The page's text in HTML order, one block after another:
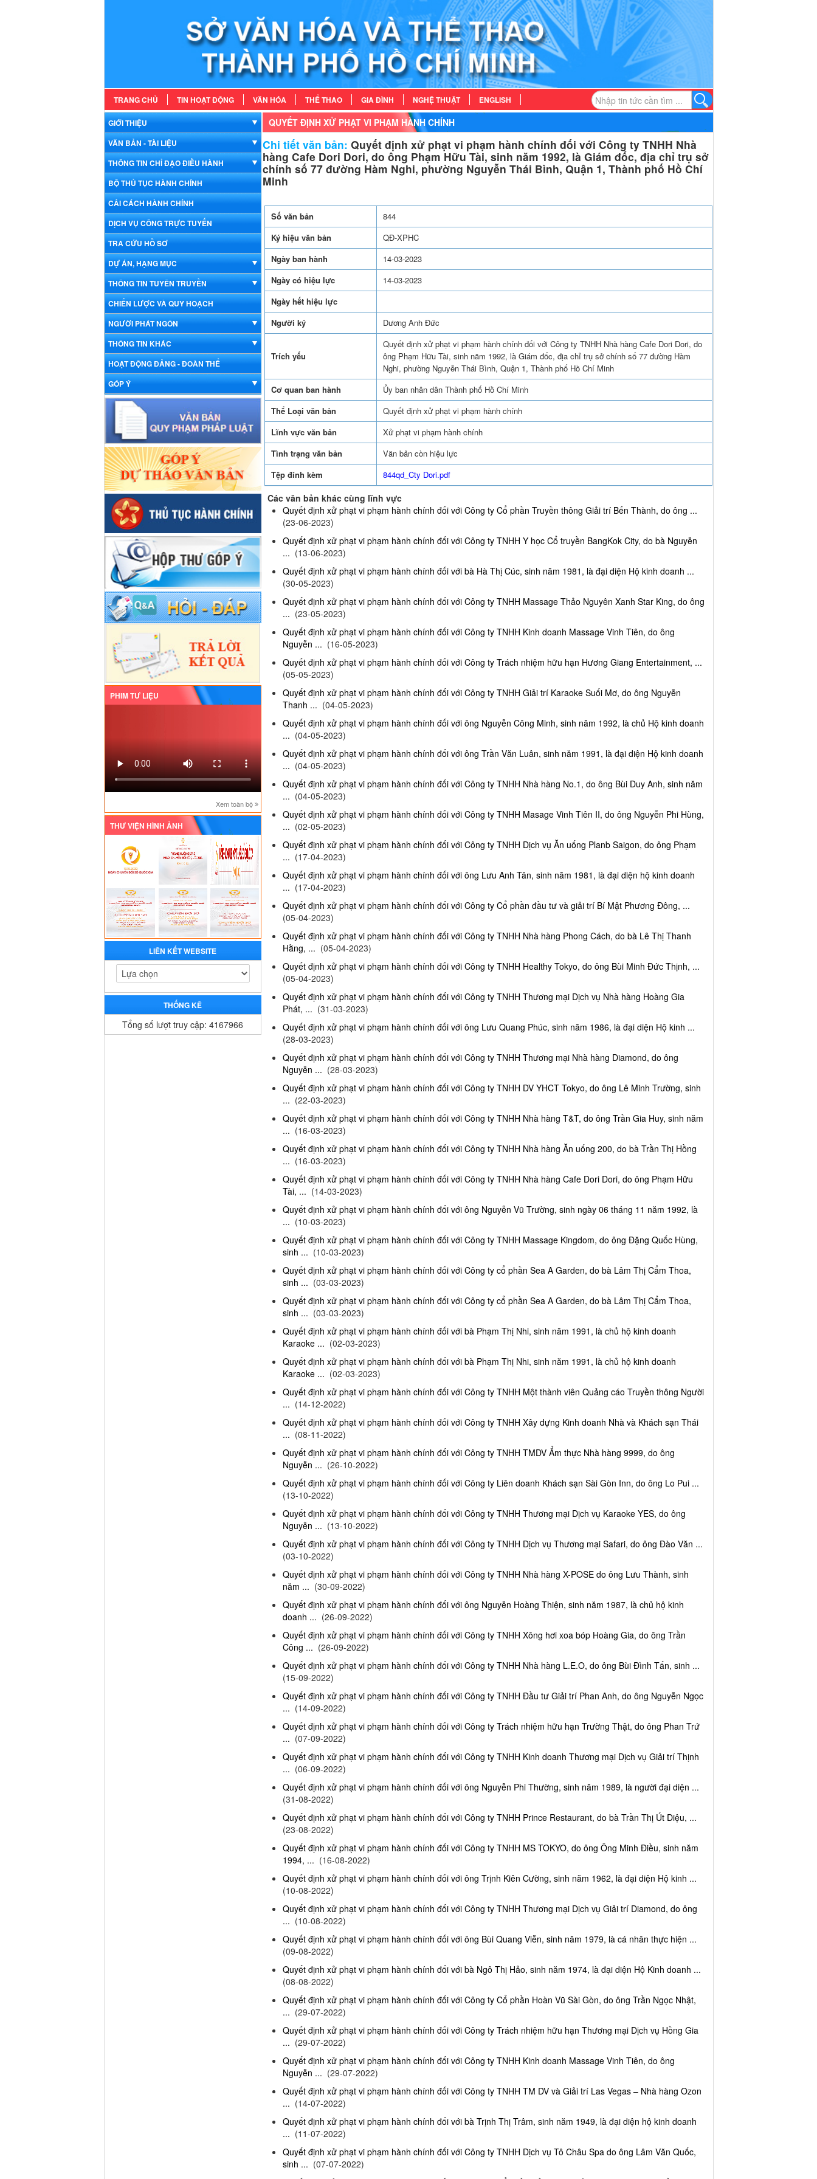
TRANG CHỦ TIN HOẠT ĐỘNG VĂN HÓA THỂ THAO GIA ĐÌNH NGHỆ THUẬT ENGLISH
GIỚI THIỆU
VĂN BẢN - TÀI LIỆU
THÔNG TIN CHỈ ĐẠO ĐIỀU HÀNH
BỘ THỦ TỤC HÀNH CHÍNH
CẢI CÁCH HÀNH CHÍNH
DỊCH VỤ CÔNG TRỰC TUYẾN
TRA CỨU HỒ SƠ
DỰ ÁN, HẠNG MỤC
THÔNG TIN TUYÊN TRUYỀN
CHIẾN LƯỢC VÀ QUY HOẠCH
NGƯỜI PHÁT NGÔN
THÔNG TIN KHÁC
HOẠT ĐỘNG ĐẢNG - ĐOÀN THỂ
GÓP Ý
PHIM TƯ LIỆU
Xem toàn bộ
THƯ VIỆN HÌNH ẢNH
LIÊN KẾT WEBSITE
THỐNG KÊ
Tổng số lượt truy cập: 4167966
QUYẾT ĐỊNH XỬ PHẠT VI PHẠM HÀNH CHÍNH
Chi tiết văn bản: Quyết định xử phạt vi phạm hành chính đối với Công ty TNHH Nhà
hàng Cafe Dori Dori, do ông Phạm Hữu Tài, sinh năm 1992, là Giám đốc, địa chỉ trụ sở
chính số 77 đường Hàm Nghi, phường Nguyễn Thái Bình, Quận 1, Thành phố Hồ Chí
Minh
Số văn bản
844
Ký hiệu văn bản
QĐ-XPHC
Ngày ban hành
14-03-2023
Ngày có hiệu lực
14-03-2023
Ngày hết hiệu lực
Người ký
Dương Anh Đức
Trích yếu
Quyết định xử phạt vi phạm hành chính đối với Công ty TNHH Nhà hàng Cafe Dori Dori, do
ông Phạm Hữu Tài, sinh năm 1992, là Giám đốc, địa chỉ trụ sở chính số 77 đường Hàm
Nghi, phường Nguyễn Thái Bình, Quận 1, Thành phố Hồ Chí Minh
Cơ quan ban hành
Ủy ban nhân dân Thành phố Hồ Chí Minh
Thể Loại văn bản
Quyết định xử phạt vi phạm hành chính
Lĩnh vực văn bản
Xử phạt vi phạm hành chính
Tình trạng văn bản
Văn bản còn hiệu lực
Tệp đính kèm
844qd_Cty Dori.pdf
Các văn bản khác cùng lĩnh vực
Quyết định xử phạt vi phạm hành chính đối với Công ty Cổ phần Truyền thông Giải trí Bến Thành, do ông ...
(23-06-2023)
Quyết định xử phạt vi phạm hành chính đối với Công ty TNHH Y học Cổ truyền BangKok City, do bà Nguyễn
... (13-06-2023)
Quyết định xử phạt vi phạm hành chính đối với bà Hà Thị Cúc, sinh năm 1981, là đại diện Hộ kinh doanh ...
(30-05-2023)
Quyết định xử phạt vi phạm hành chính đối với Công ty TNHH Massage Thảo Nguyên Xanh Star King, do ông
... (23-05-2023)
Quyết định xử phạt vi phạm hành chính đối với Công ty TNHH Kinh doanh Massage Vinh Tiên, do ông
Nguyễn ... (16-05-2023)
Quyết định xử phạt vi phạm hành chính đối với Công ty Trách nhiệm hữu hạn Hương Giang Entertainment, ...
(05-05-2023)
Quyết định xử phạt vi phạm hành chính đối với Công ty TNHH Giải trí Karaoke Suối Mơ, do ông Nguyễn
Thanh ... (04-05-2023)
Quyết định xử phạt vi phạm hành chính đối với ông Nguyễn Công Minh, sinh năm 1992, là chủ Hộ kinh doanh
... (04-05-2023)
Quyết định xử phạt vi phạm hành chính đối với ông Trần Văn Luân, sinh năm 1991, là đại diện Hộ kinh doanh
... (04-05-2023)
Quyết định xử phạt vi phạm hành chính đối với Công ty TNHH Nhà hàng No.1, do ông Bùi Duy Anh, sinh năm
... (04-05-2023)
Quyết định xử phạt vi phạm hành chính đối với Công ty TNHH Masage Vinh Tiên II, do ông Nguyễn Phi Hùng,
... (02-05-2023)
Quyết định xử phạt vi phạm hành chính đối với Công ty TNHH Dịch vụ Ăn uống Planb Saigon, do ông Phạm
... (17-04-2023)
Quyết định xử phạt vi phạm hành chính đối với ông Lưu Anh Tân, sinh năm 1981, là đại diện hộ kinh doanh
... (17-04-2023)
Quyết định xử phạt vi phạm hành chính đối với Công ty Cổ phần đầu tư và giải trí Bí Mật Phương Đông, ...
(05-04-2023)
Quyết định xử phạt vi phạm hành chính đối với Công ty TNHH Nhà hàng Phong Cách, do bà Lê Thị Thanh
Hằng, ... (05-04-2023)
Quyết định xử phạt vi phạm hành chính đối với Công ty TNHH Healthy Tokyo, do ông Bùi Minh Đức Thịnh, ...
(05-04-2023)
Quyết định xử phạt vi phạm hành chính đối với Công ty TNHH Thương mại Dịch vụ Nhà hàng Hoàng Gia
Phát, ... (31-03-2023)
Quyết định xử phạt vi phạm hành chính đối với ông Lưu Quang Phúc, sinh năm 1986, là đại diện Hộ kinh ...
(28-03-2023)
Quyết định xử phạt vi phạm hành chính đối với Công ty TNHH Thương mại Nhà hàng Diamond, do ông
Nguyễn ... (28-03-2023)
Quyết định xử phạt vi phạm hành chính đối với Công ty TNHH DV YHCT Tokyo, do ông Lê Minh Trường, sinh
... (22-03-2023)
Quyết định xử phạt vi phạm hành chính đối với Công ty TNHH Nhà hàng T&T, do ông Trần Gia Huy, sinh năm
... (16-03-2023)
Quyết định xử phạt vi phạm hành chính đối với Công ty TNHH Nhà hàng Ăn uống 200, do bà Trần Thị Hồng
... (16-03-2023)
Quyết định xử phạt vi phạm hành chính đối với Công ty TNHH Nhà hàng Cafe Dori Dori, do ông Phạm Hữu
Tài, ... (14-03-2023)
Quyết định xử phạt vi phạm hành chính đối với ông Nguyễn Vũ Trường, sinh ngày 06 tháng 11 năm 1992, là
... (10-03-2023)
Quyết định xử phạt vi phạm hành chính đối với Công ty TNHH Massage Kingdom, do ông Đặng Quốc Hùng,
sinh ... (10-03-2023)
Quyết định xử phạt vi phạm hành chính đối với Công ty cổ phần Sea A Garden, do bà Lâm Thị Cẩm Thoa,
sinh ... (03-03-2023)
Quyết định xử phạt vi phạm hành chính đối với Công ty cổ phần Sea A Garden, do bà Lâm Thị Cẩm Thoa,
sinh ... (03-03-2023)
Quyết định xử phạt vi phạm hành chính đối với bà Phạm Thị Nhi, sinh năm 1991, là chủ hộ kinh doanh
Karaoke ... (02-03-2023)
Quyết định xử phạt vi phạm hành chính đối với bà Phạm Thị Nhi, sinh năm 1991, là chủ hộ kinh doanh
Karaoke ... (02-03-2023)
Quyết định xử phạt vi phạm hành chính đối với Công ty TNHH Một thành viên Quảng cáo Truyền thông Người
... (14-12-2022)
Quyết định xử phạt vi phạm hành chính đối với Công ty TNHH Xây dựng Kinh doanh Nhà và Khách sạn Thái
... (08-11-2022)
Quyết định xử phạt vi phạm hành chính đối với Công ty TNHH TMDV Ẩm thực Nhà hàng 9999, do ông
Nguyễn ... (26-10-2022)
Quyết định xử phạt vi phạm hành chính đối với Công ty Liên doanh Khách sạn Sài Gòn Inn, do ông Lo Pui ...
(13-10-2022)
Quyết định xử phạt vi phạm hành chính đối với Công ty TNHH Thương mại Dịch vụ Karaoke YES, do ông
Nguyễn ... (13-10-2022)
Quyết định xử phạt vi phạm hành chính đối với Công ty TNHH Dịch vụ Thương mại Safari, do ông Đào Văn ...
(03-10-2022)
Quyết định xử phạt vi phạm hành chính đối với Công ty TNHH Nhà hàng X-POSE do ông Lưu Thành, sinh
năm ... (30-09-2022)
Quyết định xử phạt vi phạm hành chính đối với ông Nguyễn Hoàng Thiện, sinh năm 1987, là chủ hộ kinh
doanh ... (26-09-2022)
Quyết định xử phạt vi phạm hành chính đối với Công ty TNHH Xông hơi xoa bóp Hoàng Gia, do ông Trần
Công ... (26-09-2022)
Quyết định xử phạt vi phạm hành chính đối với Công ty TNHH Nhà hàng L.E.O, do ông Bùi Đình Tấn, sinh ...
(15-09-2022)
Quyết định xử phạt vi phạm hành chính đối với Công ty TNHH Đầu tư Giải trí Phan Anh, do ông Nguyễn Ngọc
... (14-09-2022)
Quyết định xử phạt vi phạm hành chính đối với Công ty Trách nhiệm hữu hạn Trường Thật, do ông Phan Trứ
... (07-09-2022)
Quyết định xử phạt vi phạm hành chính đối với Công ty TNHH Kinh doanh Thương mại Dịch vụ Giải trí Thịnh
... (06-09-2022)
Quyết định xử phạt vi phạm hành chính đối với ông Nguyễn Phi Thường, sinh năm 1989, là người đại diện ...
(31-08-2022)
Quyết định xử phạt vi phạm hành chính đối với Công ty TNHH Prince Restaurant, do bà Trần Thị Út Diệu, ...
(23-08-2022)
Quyết định xử phạt vi phạm hành chính đối với Công ty TNHH MS TOKYO, do ông Ông Minh Điều, sinh năm
1994, ... (16-08-2022)
Quyết định xử phạt vi phạm hành chính đối với ông Trịnh Kiên Cường, sinh năm 1962, là đại diện Hộ kinh ...
(10-08-2022)
Quyết định xử phạt vi phạm hành chính đối với Công ty TNHH Thương mại Dịch vụ Giải trí Diamond, do ông
... (10-08-2022)
Quyết định xử phạt vi phạm hành chính đối với ông Bùi Quang Viễn, sinh năm 1979, là cá nhân thực hiện ...
(09-08-2022)
Quyết định xử phạt vi phạm hành chính đối với bà Ngô Thị Hảo, sinh năm 1974, là đại diện Hộ Kinh doanh ...
(08-08-2022)
Quyết định xử phạt vi phạm hành chính đối với Công ty Cổ phần Hoàn Vũ Sài Gòn, do ông Trần Ngọc Nhật,
... (29-07-2022)
Quyết định xử phạt vi phạm hành chính đối với Công ty Trách nhiệm hữu hạn Thương mại Dịch vụ Hồng Gia
... (29-07-2022)
Quyết định xử phạt vi phạm hành chính đối với Công ty TNHH Kinh doanh Massage Vinh Tiên, do ông
Nguyễn ... (29-07-2022)
Quyết định xử phạt vi phạm hành chính đối với Công ty TNHH TM DV và Giải trí Las Vegas – Nhà hàng Ozon
... (14-07-2022)
Quyết định xử phạt vi phạm hành chính đối với bà Trịnh Thị Trâm, sinh năm 1949, là đại diện hộ kinh doanh
... (11-07-2022)
Quyết định xử phạt vi phạm hành chính đối với Công ty TNHH Dịch vụ Tô Châu Spa do ông Lâm Văn Quốc,
sinh ... (07-07-2022)